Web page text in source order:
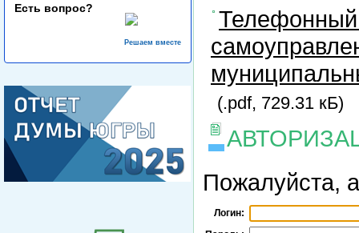
Есть вопрос?
Решаем вместе
Телефонный
(.pdf, 729.31 кБ)
Пожалуйста,
Логин: